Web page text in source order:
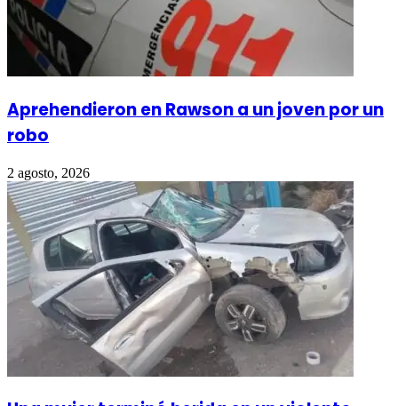
Aprehendieron en Rawson a un joven por un
robo
2 agosto, 2026